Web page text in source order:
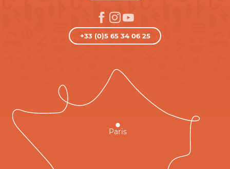
+33 (0)5 65 34 06 25
Paris